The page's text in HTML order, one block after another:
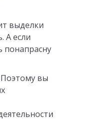
выделки
А если
вы